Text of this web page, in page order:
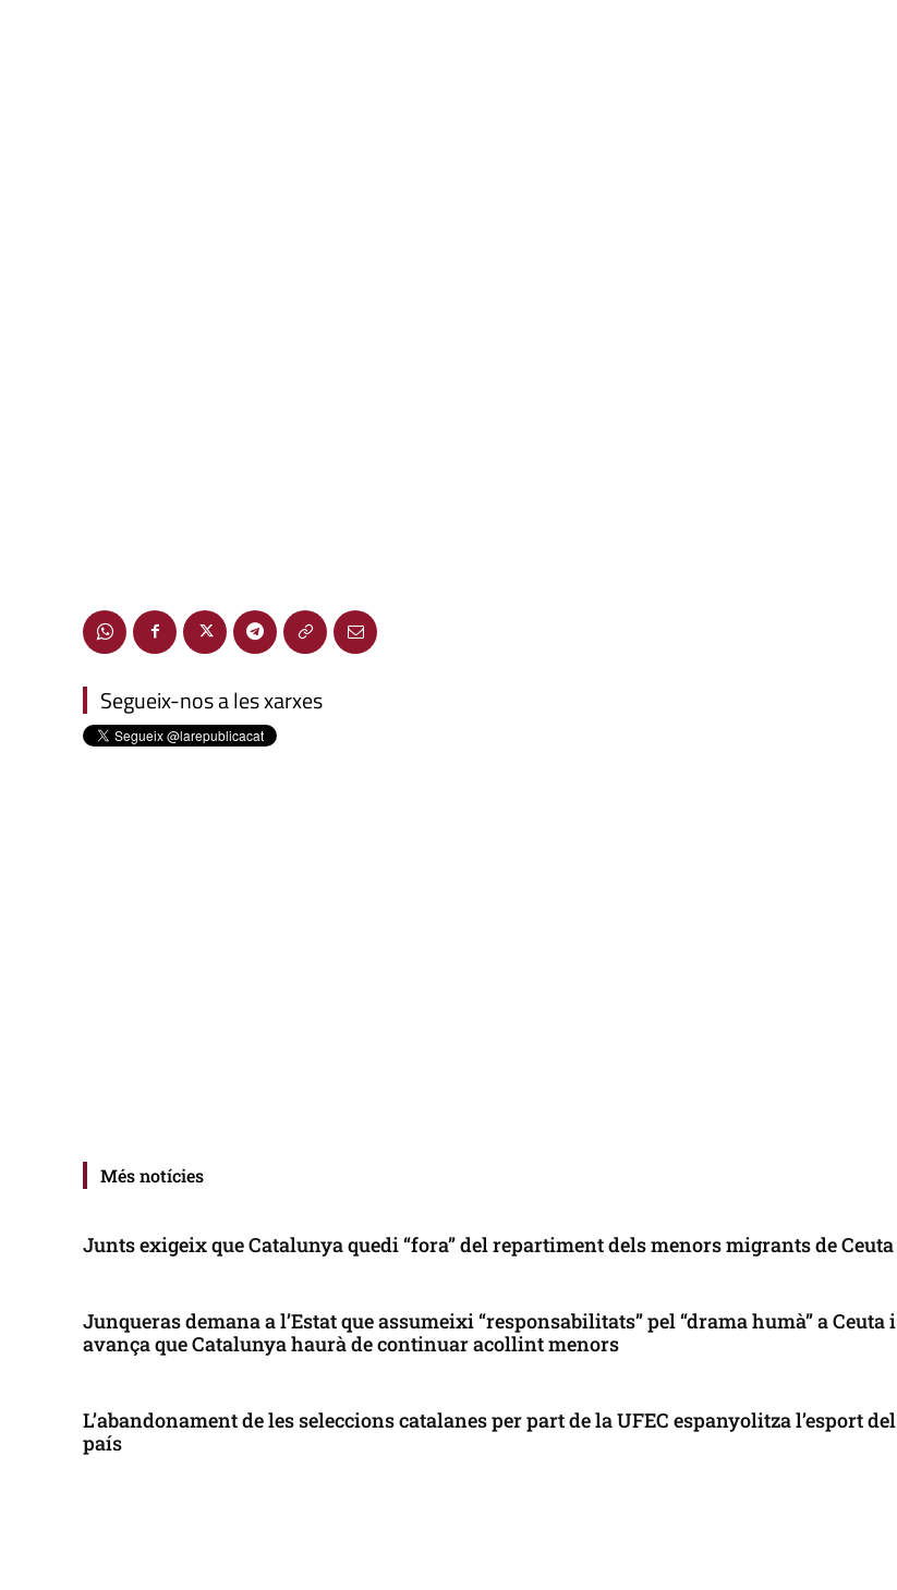
Segueix-nos a les xarxes
Més notícies
Junts exigeix que Catalunya quedi “fora” del repartiment dels menors migrants de Ceuta
Junqueras demana a l’Estat que assumeixi “responsabilitats” pel “drama humà” a Ceuta i
avança que Catalunya haurà de continuar acollint menors
L’abandonament de les seleccions catalanes per part de la UFEC espanyolitza l’esport del
país